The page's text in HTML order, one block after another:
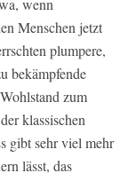
wenn
Menschen jetzt
plumpere,
bekämpfende
zum
klassischen
gibt sehr viel mehr
lässt, das